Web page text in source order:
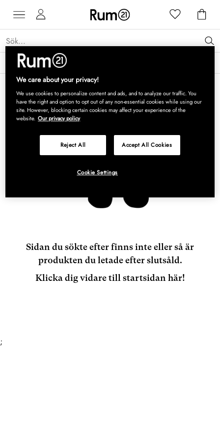
Få 15 % rabatt på Grythyttan Stålmöbler* →
Sidan du sökte efter finns inte eller så är
produkten du letade efter slutsåld.
Klicka dig vidare till startsidan här!
;
We care about your privacy!
We use cookies to personalize content and ads, and to analyze our traffic. You
have the right and option to opt out of any non-essential cookies while using our
site. However, blocking certain cookies may affect your experience of the
website. Our privacy policy
Reject All Accept All Cookies
Cookie Settings